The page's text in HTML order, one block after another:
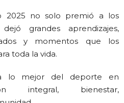
2025 no solo premió a los
grandes aprendizajes,
y momentos que los
toda la vida.
lo mejor del deporte en
integral, bienestar,